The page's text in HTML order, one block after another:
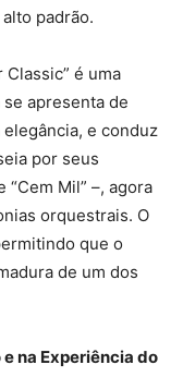
padrão.
Classic” é uma
apresenta de
e conduz
por seus
“Cem Mil” –, agora
orquestrais. O
que o
de um dos
na Experiência do